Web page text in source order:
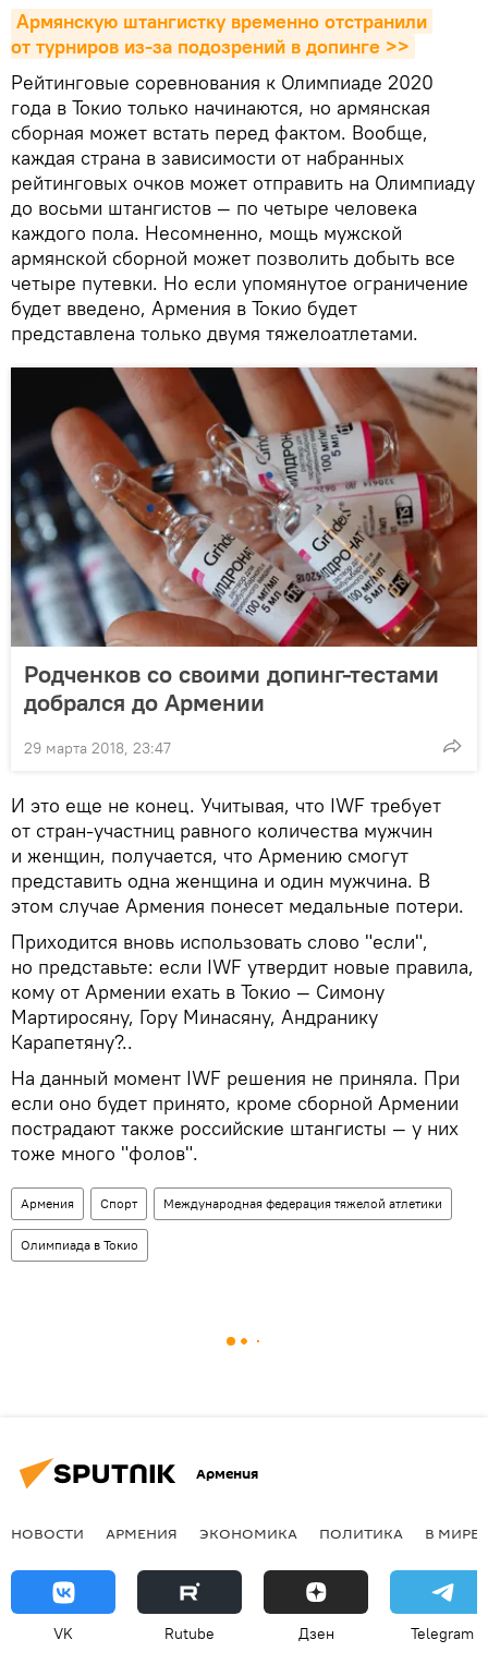
Армянскую штангистку временно отстранили
от турниров из-за подозрений в допинге >>
Рейтинговые соревнования к Олимпиаде 2020
года в Токио только начинаются, но армянская
сборная может встать перед фактом. Вообще,
каждая страна в зависимости от набранных
рейтинговых очков может отправить на Олимпиаду
до восьми штангистов — по четыре человека
каждого пола. Несомненно, мощь мужской
армянской сборной может позволить добыть все
четыре путевки. Но если упомянутое ограничение
будет введено, Армения в Токио будет
представлена только двумя тяжелоатлетами.
Родченков со своими допинг-тестами
добрался до Армении
29 марта 2018, 23:47
И это еще не конец. Учитывая, что IWF требует
от стран-участниц равного количества мужчин
и женщин, получается, что Армению смогут
представить одна женщина и один мужчина. В
этом случае Армения понесет медальные потери.
Приходится вновь использовать слово "если",
но представьте: если IWF утвердит новые правила,
кому от Армении ехать в Токио — Симону
Мартиросяну, Гору Минасяну, Андранику
Карапетяну?..
На данный момент IWF решения не приняла. При
если оно будет принято, кроме сборной Армении
пострадают также российские штангисты — у них
тоже много "фолов".
Армения Спорт Международная федерация тяжелой атлетики
Олимпиада в Токио
Армения
НОВОСТИ АРМЕНИЯ ЭКОНОМИКА ПОЛИТИКА В МИРЕ
VK Rutube Дзен Telegram